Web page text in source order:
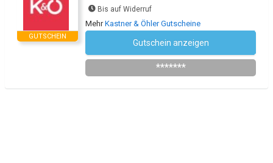
GUTSCHEIN
Bis auf Widerruf
MehrKastner & Öhler Gutscheine
Gutschein anzeigen
*******